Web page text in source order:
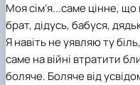
Моя сім’я...саме цінне,
брат, дідусь, бабуся,
Я навіть не уявляю ту
саме на війні втратити
боляче. Боляче від